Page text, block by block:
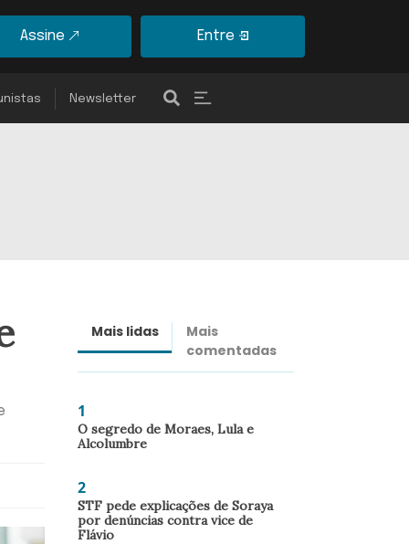
Assine Entre
Newsletter
Mais lidas
Mais
comentadas
1
O segredo de Moraes, Lula e
Alcolumbre
2
STF pede explicações de Soraya
por denúncias contra vice de
Flávio